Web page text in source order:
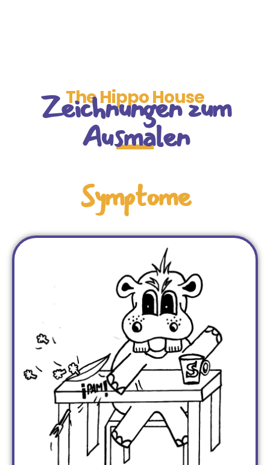
The Hippo House
Zeichnungen zum
Ausmalen
Symptome